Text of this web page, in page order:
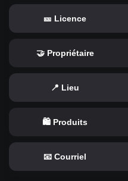
🎫 Licence
🤝 Propriétaire
📍 Lieu
🛍️ Produits
📧 Courriel